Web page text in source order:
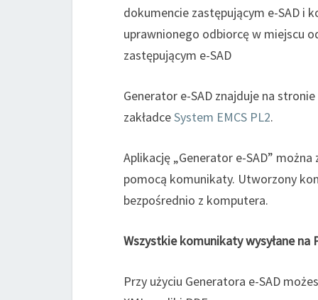
dokumencie zastępującym e-SAD i
uprawnionego odbiorcę w miejscu
zastępującym e-SAD
Generator e-SAD znajduje na
zakładceSystem EMCS PL2.
Aplikację „Generator e-SAD”
pomocą komunikaty. Utworzony
bezpośrednio z komputera.
Wszystkie komunikaty wysyłane na
Przy użyciu Generatora e-SAD